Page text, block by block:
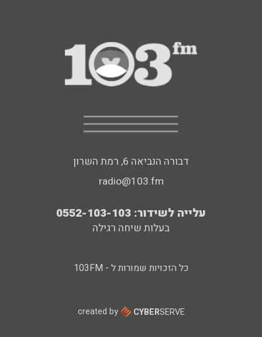
דבורה הנביאה 6, רמת השרון
radio@103.fm
עלייה לשידור: 0552-103-103
בעלות שיחה רגילה
כל הזכויות שמורות ל - 103FM
created by CYBERSERVE